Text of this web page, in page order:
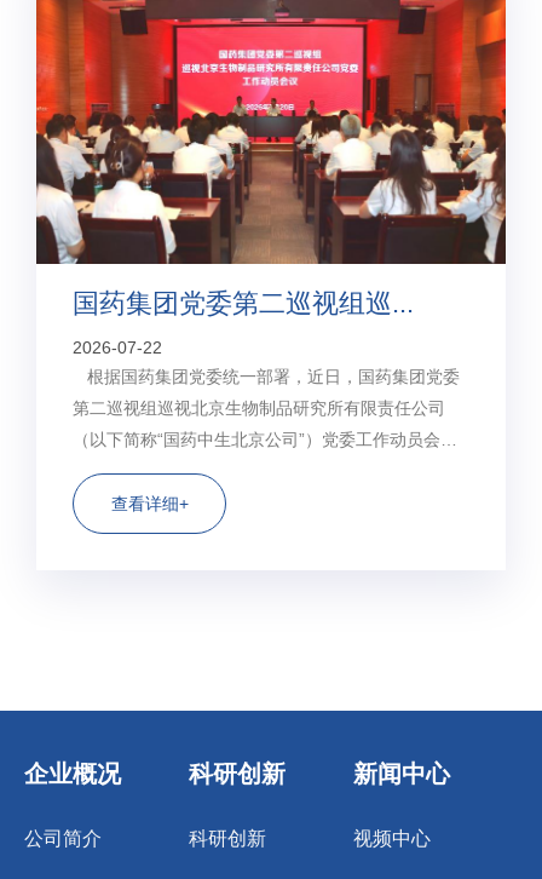
国药集团党委第二巡视组巡...
2026-07-22
根据国药集团党委统一部署，近日，国药集团党委
第二巡视组巡视北京生物制品研究所有限责任公司
（以下简称“国药中生北京公司”）党委工作动员会召
开。国药集团党委第二巡视组组长董威作动员讲话，
对深入学习贯彻习近平总书记关于巡视工作的重要论
述，落实国药集团党委工作部署提出要求。国药中生
查看详细+
企业概况
公司简介
科研创新
科研创新
新闻中心
视频中心